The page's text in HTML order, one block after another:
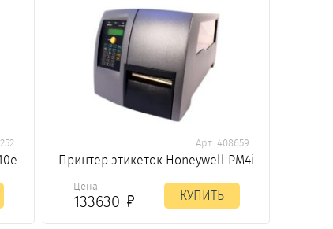
Арт. 408659
Принтер этикеток Honeywell PM4i
Цена
133630 КУПИТЬ